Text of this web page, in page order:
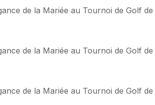
de la Mariée au Tournoi de Golf de
de la Mariée au Tournoi de Golf de
de la Mariée au Tournoi de Golf de